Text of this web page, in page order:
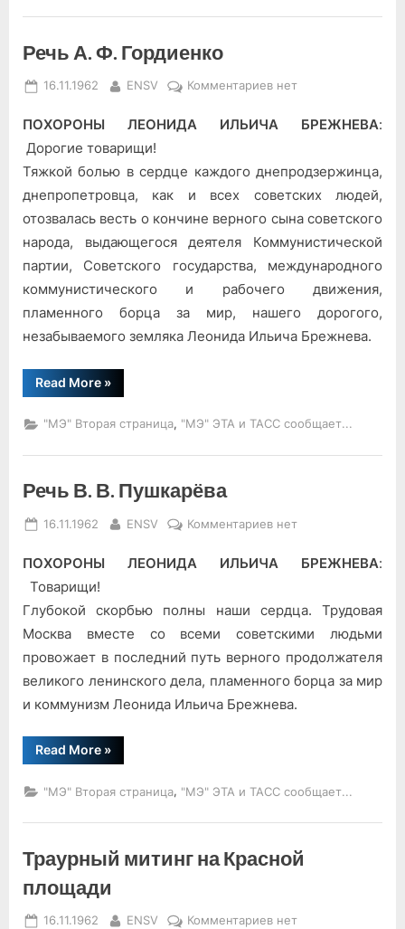
Речь А. Ф. Гордиенко
Posted
16.11.1962 By
ENSV Комментариевк
Речь
нет
ПОХОРОНЫ ЛЕОНИДА ИЛЬИЧА БРЕЖНЕВА:
Дорогие товарищи!
Тяжкой болью в сердце каждого днепродзержинца,
днепропетровца, как и всех советских людей,
отозвалась весть о кончине верного сына советского
народа, выдающегося деятеля Коммунистической
партии, Советского государства, международного
коммунистического и рабочего движения,
пламенного борца за мир, нашего дорогого,
незабываемого земляка Леонида Ильича Брежнева.
Read More“Речь
А.
Гордиенко”
»
"МЭ" Вторая страница, "МЭ" ЭТА и ТАСС сообщает...
Речь В. В. Пушкарёва
Posted
16.11.1962 By
ENSV Комментариевк
Речь
Пушкарёва
нет
ПОХОРОНЫ ЛЕОНИДА ИЛЬИЧА БРЕЖНЕВА:
Товарищи!
Глубокой скорбью полны наши сердца. Трудовая
Москва вместе со всеми советскими людьми
провожает в последний путь верного продолжателя
великого ленинского дела, пламенного борца за мир
и коммунизм Леонида Ильича Брежнева.
Read More“Речь
В.
Пушкарёва”
»
"МЭ" Вторая страница, "МЭ" ЭТА и ТАСС сообщает...
Траурный митинг на Красной
площади
Posted
16.11.1962 By
ENSV Комментариевкнет